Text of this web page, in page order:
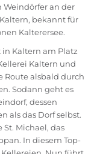
Weindörfer an der
bekannt für
Kalterersee.
Kaltern am Platz
Kaltern und
Route alsbald durch
Sodann geht es
dessen
als das Dorf selbst.
St. Michael, das
In diesem Top-